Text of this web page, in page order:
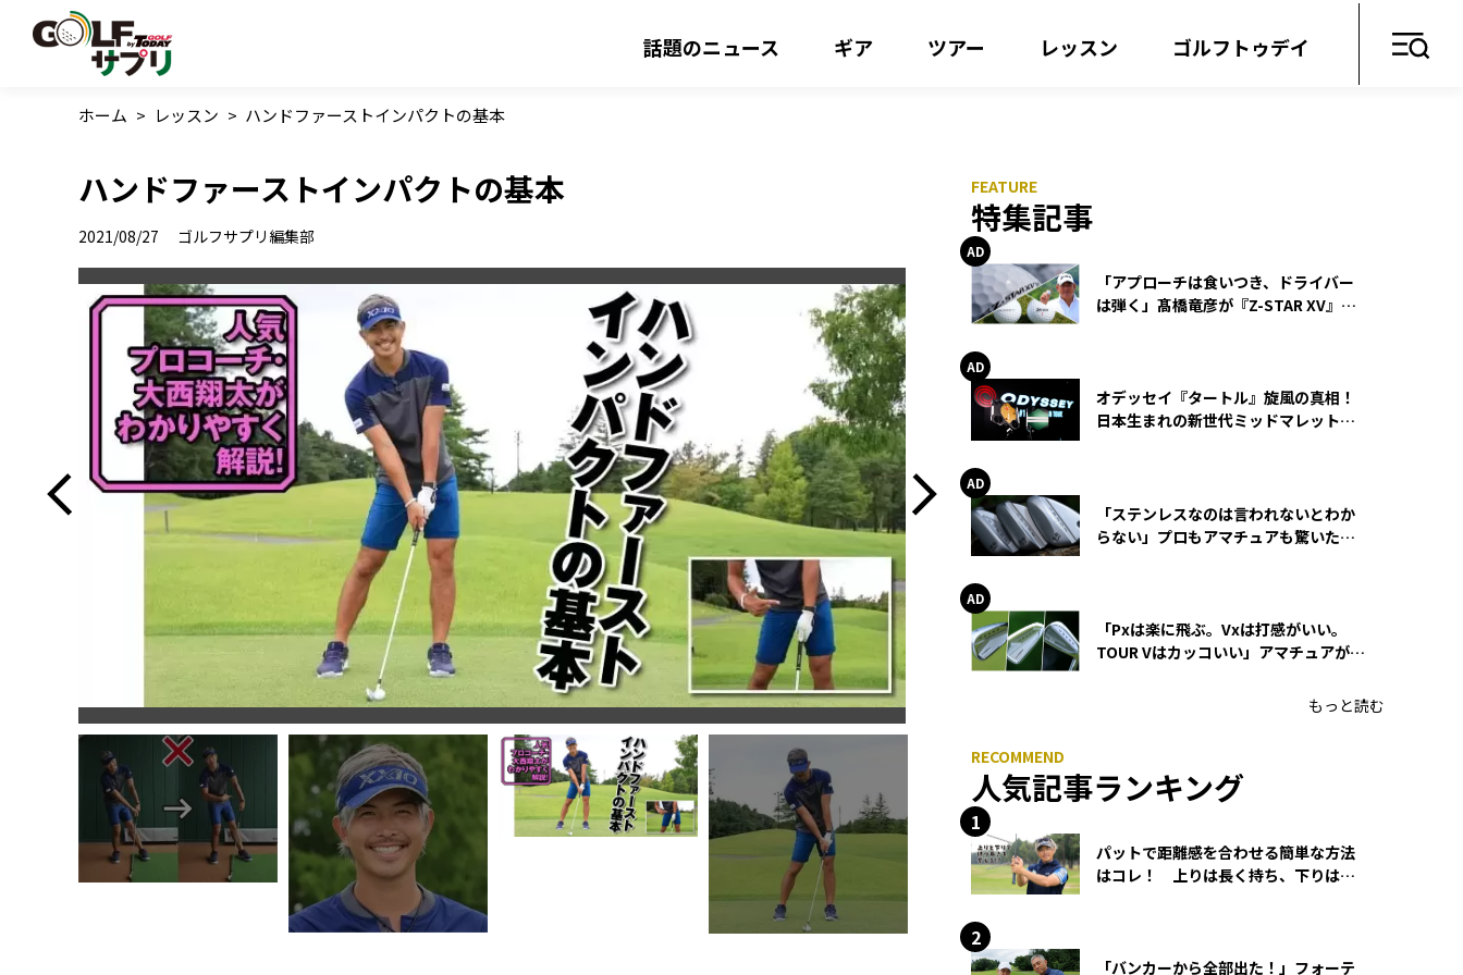
話題のニュース ギア ツアー レッスン ゴルフトゥデイ
ホーム > レッスン > ハンドファーストインパクトの基本
ハンドファーストインパクトの基本
2021/08/27 ゴルフサプリ編集部 特集記事
「アプローチは食いつき、ドライバー
は弾く」髙橋竜彦が『Z-STAR XV』を
オデッセイ『タートル』旋風の真相！
日本生まれの新世代ミッドマレットが
「ステンレスなのは言われないとわか
らない」プロもアマチュアも驚いた
「Pxは楽に飛ぶ。Vxは打感がいい。
TOUR Vはカッコいい」アマチュアが選
もっと読む
人気記事ランキング
パットで距離感を合わせる簡単な方法
はコレ！ 上りは長く持ち、下りは短
「バンカーから全部出た！」フォーテ